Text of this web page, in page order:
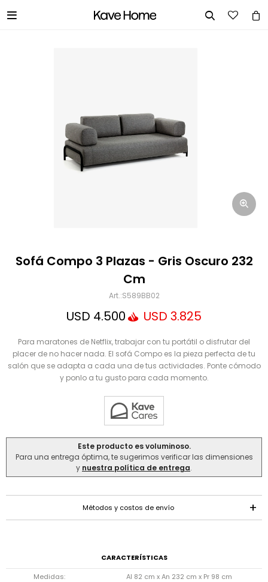
 
Sofá Compo 3 Plazas - Gris Oscuro 232
Cm
S589BB02
USD 4.500 USD 3.825
Para maratones de Netflix, trabajar con tu portátil o disfrutar del
placer de no hacer nada. El sofá Compo es la pieza perfecta de tu
salón que se adapta a cada una de tus actividades. Ponte cómodo
y ponlo a tu gusto para cada momento.
Este producto es voluminoso.
Para una entrega óptima, te sugerimos verificar las dimensiones
y nuestra política de entrega.
Métodos y costos de envío
CARACTERÍSTICAS
Medidas
Al 82 cm x An 232 cm x Pr 98 cm
Correo electrónico